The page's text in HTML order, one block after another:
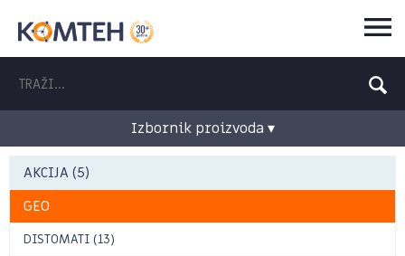
Izbornik proizvoda ▾
AKCIJA (5)
GEO
DISTOMATI (13)